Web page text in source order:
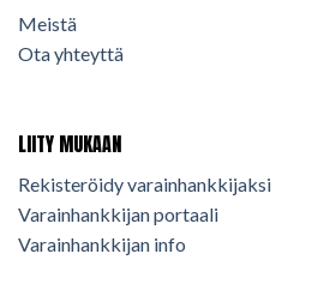
Meistä
Ota yhteyttä
LIITY MUKAAN
Rekisteröidy varainhankkijaksi
Varainhankkijan portaali
Varainhankkijan info